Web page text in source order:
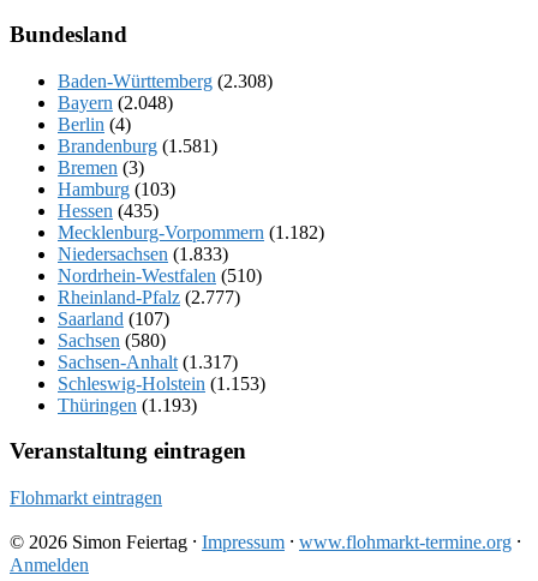
Bundesland
Baden-Württemberg (2.308)
Bayern (2.048)
Berlin (4)
Brandenburg (1.581)
Bremen (3)
Hamburg (103)
Hessen (435)
Mecklenburg-Vorpommern (1.182)
Niedersachsen (1.833)
Nordrhein-Westfalen (510)
Rheinland-Pfalz (2.777)
Saarland (107)
Sachsen (580)
Sachsen-Anhalt (1.317)
Schleswig-Holstein (1.153)
Thüringen (1.193)
Veranstaltung eintragen
Flohmarkt eintragen
© 2026 Simon Feiertag ⸱ Impressum ⸱ www.flohmarkt-termine.org ⸱
Anmelden